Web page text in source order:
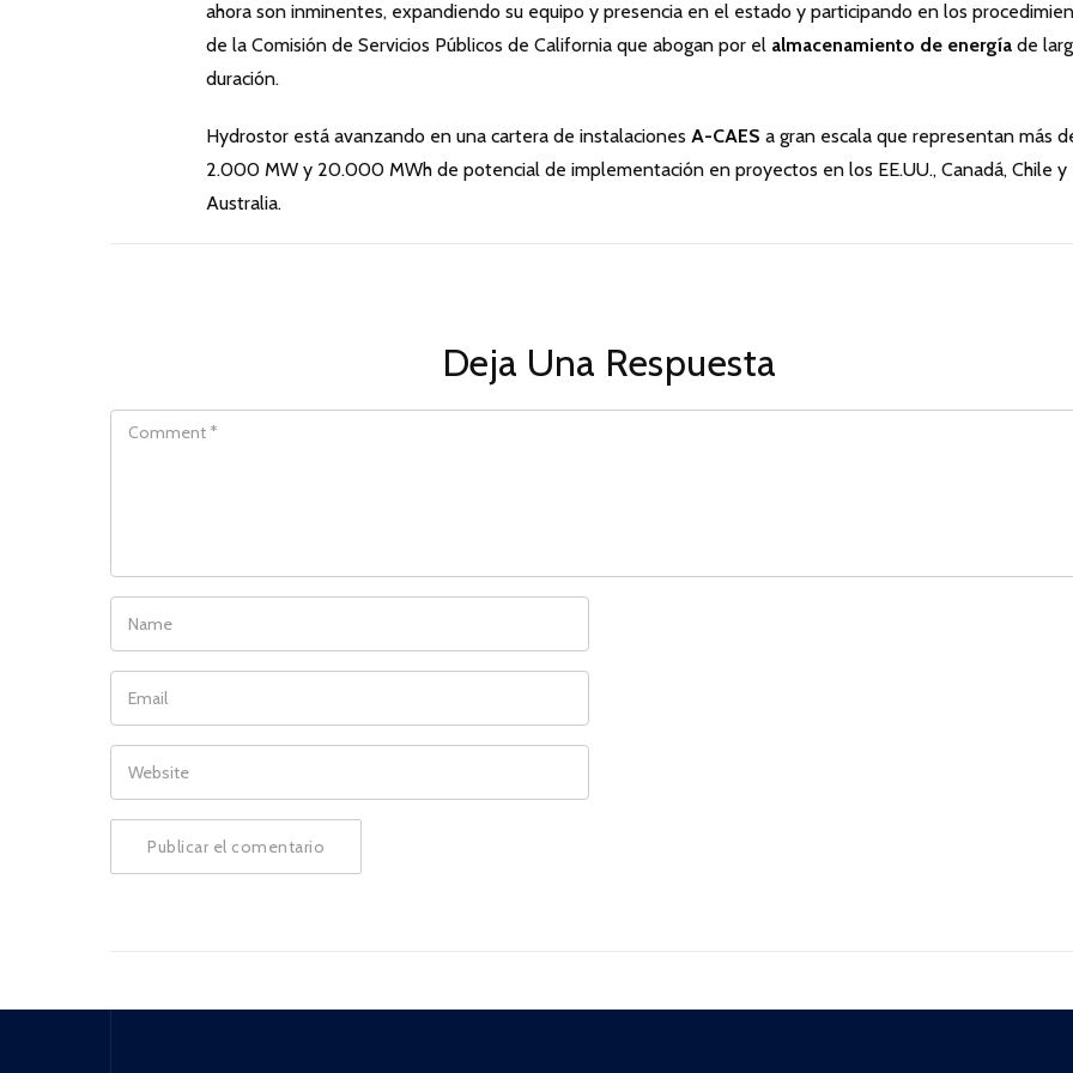
ahora son inminentes, expandiendo su equipo y presencia en el estado y participando en los
de la Comisión de Servicios Públicos de California que abogan por el almacenamiento de energía de
duración.
Hydrostor está avanzando en una cartera de instalaciones A-CAES a gran escala que representan más
2.000 MW y 20.000 MWh de potencial de implementación en proyectos en los EE.UU., Canadá, Chile y
Australia.
Deja Una Respuesta
COMMENT
NAME
EMAIL
WEBSITE